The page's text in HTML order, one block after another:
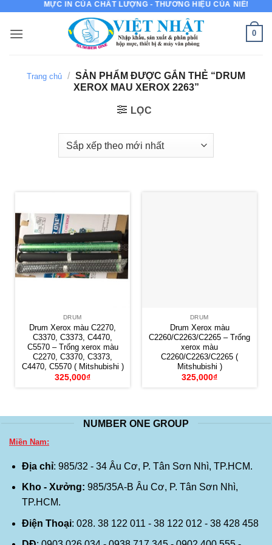
nội
MỰC IN CỦA CHẤT LƯỢNG - THƯƠNG HIỆU CỦA NIỀM TIN
0
Trang chủ / SẢN PHẨM ĐƯỢC GẮN THẺ “DRUM
XEROX MAU XEROX 2263”
LỌC
DRUM
Drum Xerox màu C2270,
C3370, C3373, C4470,
C5570 – Trống xerox màu
C2270, C3370, C3373,
C4470, C5570 ( Mitshubishi )
325,000₫
DRUM
Drum Xerox màu
C2260/C2263/C2265 – Trống
xerox màu
C2260/C2263/C2265 (
Mitshubishi )
325,000₫
NUMBER ONE GROUP
Miền Nam:
Địa chỉ: 985/32 - 34 Âu Cơ, P. Tân Sơn Nhì, TP.HCM.
Kho - Xưởng: 985/35A-B Âu Cơ, P. Tân Sơn Nhì,
TP.HCM.
Điện Thoại: 028. 38 122 011 - 38 122 012 - 38 428 458